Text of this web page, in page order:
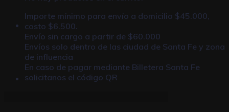
Importe mínimo para envío a domicilio $45.000,
costo $6.500.
Envío sin cargo a partir de $60.000
Envíos solo dentro de las ciudad de Santa Fe y zona
de influencia
En caso de pagar mediante Billetera Santa Fe
solicitanos el código QR